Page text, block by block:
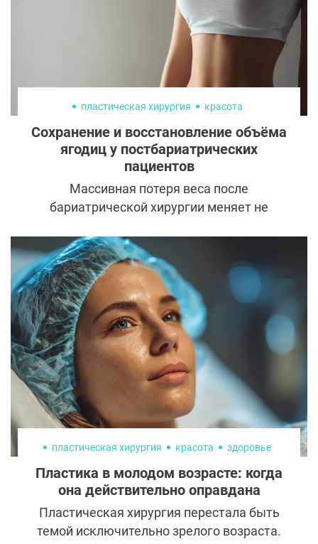
пластическая хирургия красота
Сохранение и восстановление объёма
ягодиц у постбариатрических
пациентов
Массивная потеря веса после
бариатрической хирургии меняет не
тела. Вместе с жировой тканью
уменьшается мышечный объём,
снижается тургор кожи и нарушается
опора мягких тканей. Ягодичная область
реагирует на эти изменения особенно
заметно. У постбариатрических пациентов
утрата объёма ягодиц носит не только
эстетический, но и функциональный
характер. Поэтому их восстановление
требует иного подхода, чем стандартное
увеличение, с учётом качества тканей и
долгосрочной стабильности результата.
пластическая хирургия красота здоровье
Пластика в молодом возрасте: когда
она действительно оправдана
Пластическая хирургия перестала быть
темой исключительно зрелого возраста.